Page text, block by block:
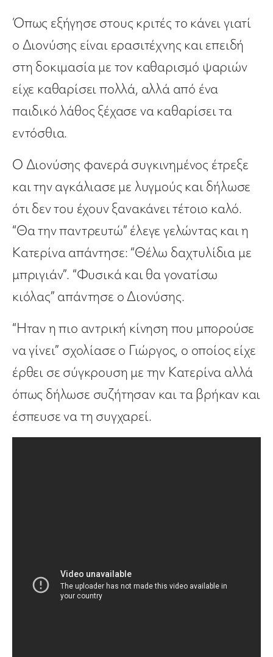
Όπως εξήγησε στους κριτές το κάνει γιατί
ο Διονύσης είναι ερασιτέχνης και επειδή
στη δοκιμασία με τον καθαρισμό ψαριών
είχε καθαρίσει πολλά, αλλά από ένα
παιδικό λάθος ξέχασε να καθαρίσει τα
εντόσθια.
Ο Διονύσης φανερά συγκινημένος έτρεξε
και την αγκάλιασε με λυγμούς και δήλωσε
ότι δεν του έχουν ξανακάνει τέτοιο καλό.
“Θα την παντρευτώ” έλεγε γελώντας και η
Κατερίνα απάντησε: “Θέλω δαχτυλίδια με
μπριγιάν”. “Φυσικά και θα γονατίσω
κιόλας” απάντησε ο Διονύσης.
“Ηταν η πιο αντρική κίνηση που μπορούσε
να γίνει” σχολίασε ο Γιώργος, ο οποίος είχε
έρθει σε σύγκρουση με την Κατερίνα αλλά
όπως δήλωσε συζήτησαν και τα βρήκαν και
έσπευσε να τη συγχαρεί.